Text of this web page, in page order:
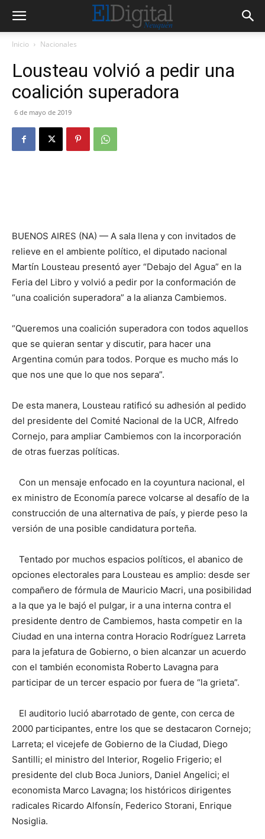
Inicio Nacionales
Lousteau volvió a pedir una
coalición superadora
6 de mayo de 2019
BUENOS AIRES (NA) — A sala llena y con invitados de
relieve en el ambiente político, el diputado nacional
Martín Lousteau presentó ayer “Debajo del Agua” en la
Feria del Libro y volvió a pedir por la conformación de
“una coalición superadora” a la alianza Cambiemos.
“Queremos una coalición superadora con todos aquellos
que se quieran sentar y discutir, para hacer una
Argentina común para todos. Porque es mucho más lo
que nos une que lo que nos separa”.
De esta manera, Lousteau ratificó su adhesión al pedido
del presidente del Comité Nacional de la UCR, Alfredo
Cornejo, para ampliar Cambiemos con la incorporación
de otras fuerzas políticas.
Con un mensaje enfocado en la coyuntura nacional, el
ex ministro de Economía parece volcarse al desafío de la
construcción de una alternativa de país, y pierde peso la
versión de una posible candidatura porteña.
Tentado por muchos espacios políticos, el abanico de
opciones electorales para Lousteau es amplio: desde ser
compañero de fórmula de Mauricio Macri, una posibilidad
a la que ya le bajó el pulgar, ir a una interna contra el
presidente dentro de Cambiemos, hasta competir en la
Ciudad en una interna contra Horacio Rodríguez Larreta
para la jefatura de Gobierno, o bien alcanzar un acuerdo
con el también economista Roberto Lavagna para
participar de un tercer espacio por fuera de “la grieta”.
El auditorio lució abarrotado de gente, con cerca de
2000 participantes, entre los que se destacaron Cornejo;
Larreta; el vicejefe de Gobierno de la Ciudad, Diego
Santilli; el ministro del Interior, Rogelio Frigerio; el
presidente del club Boca Juniors, Daniel Angelici; el
economista Marco Lavagna; los históricos dirigentes
radicales Ricardo Alfonsín, Federico Storani, Enrique
Nosiglia.